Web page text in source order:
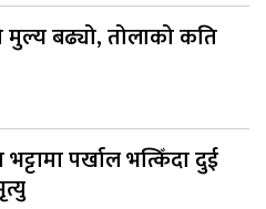
मुल्य बढ्यो, तोलाको कति
भट्टामा पर्खाल भत्किँदा दुई